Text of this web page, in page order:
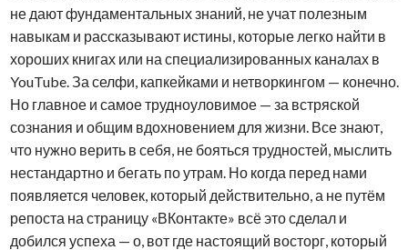
не дают фундаментальных знаний, не учат полезным
навыкам и рассказывают истины, которые легко найти в
хороших книгах или на специализированных каналах в
YouTube. За селфи, капкейками и нетворкингом — конечно.
Но главное и самое трудноуловимое — за встряской
сознания и общим вдохновением для жизни. Все знают,
что нужно верить в себя, не бояться трудностей, мыслить
нестандартно и бегать по утрам. Но когда перед нами
появляется человек, который действительно, а не путём
репоста на страницу «ВКонтакте» всё это сделал и
добился успеха — о, вот где настоящий восторг, который